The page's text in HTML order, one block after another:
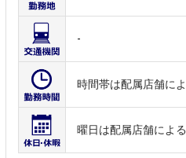
-
時間帯は配属店舗に
曜日は配属店舗によ